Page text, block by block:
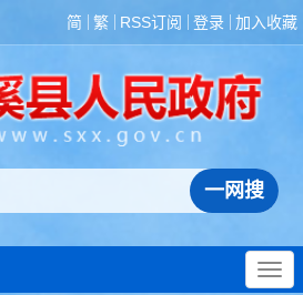
简 繁 RSS订阅 登录 加入收藏